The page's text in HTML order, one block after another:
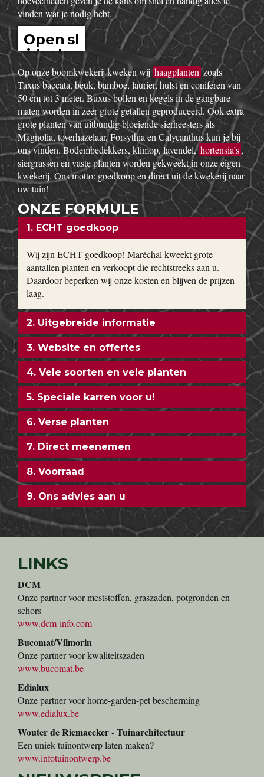
vers uit de kwekerij. Buiten ons vast assortiment aan vaste
planten, Buxus, sierheesters, bomen, haagplanten,
fruitbomen, bodembedekkers, siergrassen, coniferen, rozen,
bamboes, klimplanten enz. volgen wij de seizoenen. Zo kun
je bij ons ook terecht voor een breed gamma éénjarige
zomerbloeiers (perkplanten). De overzichtelijke indeling, de
brede paden, hetuitgebreide assortimenten de grote
hoeveelheden geven je de kans om snel en handig alles te
vinden wat je nodig hebt.
Open sl
idesho
w
Op onze boomkwekerij kweken wijhaagplantenzoals
Taxus baccata, beuk, bamboe, laurier, hulst en coniferen van
50 cm tot 3 meter. Buxus bollen en kegels in de gangbare
maten worden in zeer grote getallen geproduceerd. Ook extra
grote planten van uitbundig bloeiende sierheesters als
Magnolia, toverhazelaar, Forsythia en Calycanthus kun je bij
ons vinden. Bodembedekkers, klimop, lavendel,
siergrassen en vaste planten worden gekweekt in onze eigen
kwekerij. Ons motto: goedkoop en direct uit de kwekerij naar
uw tuin!
ONZE FORMULE
1. ECHT goedkoop
Wij zijn ECHT goedkoop! Maréchal kweekt grote
aantallen planten en verkoopt die rechtstreeks aan u.
Daardoor beperken wij onze kosten en blijven de prijzen
laag.
2. Uitgebreide informatie
3. Website en offertes
4. Vele soorten en vele planten
5. Speciale karren voor u!
6. Verse planten
8. Voorraad
9. Ons advies aan u
LINKS
DCM
Onze partner voor meststoffen, graszaden, potgronden en
schors
Bucomat/Vilmorin
Onze partner voor kwaliteitszaden